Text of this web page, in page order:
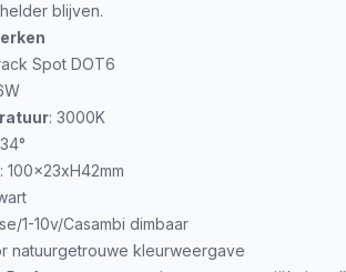
blijven.
Spot DOT6
: 3000K
: 100x23xH42mm
1-10v/Casambi dimbaar
natuurgetrouwe kleurweergave